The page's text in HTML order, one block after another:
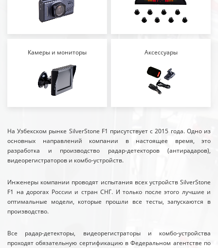
Камеры и мониторы Аксессуары
На Узбекском рынке SilverStone F1 присутствует с 2015 года. Одно из
основных направлений компании в настоящее время, это
разработка и производство радар-детекторов (антирадаров),
видеорегистраторов и комбо-устройств.
Инженеры компании проводят испытания всех устройств SilverStone
F1 на дорогах России и стран СНГ. И только после этого лучшие и
оптимальные модели, которые прошли все тесты, запускаются в
производство.
Все радар-детекторы, видеорегистраторы и комбо-устройства
проходят обязательную сертификацию в Федеральном агентстве по